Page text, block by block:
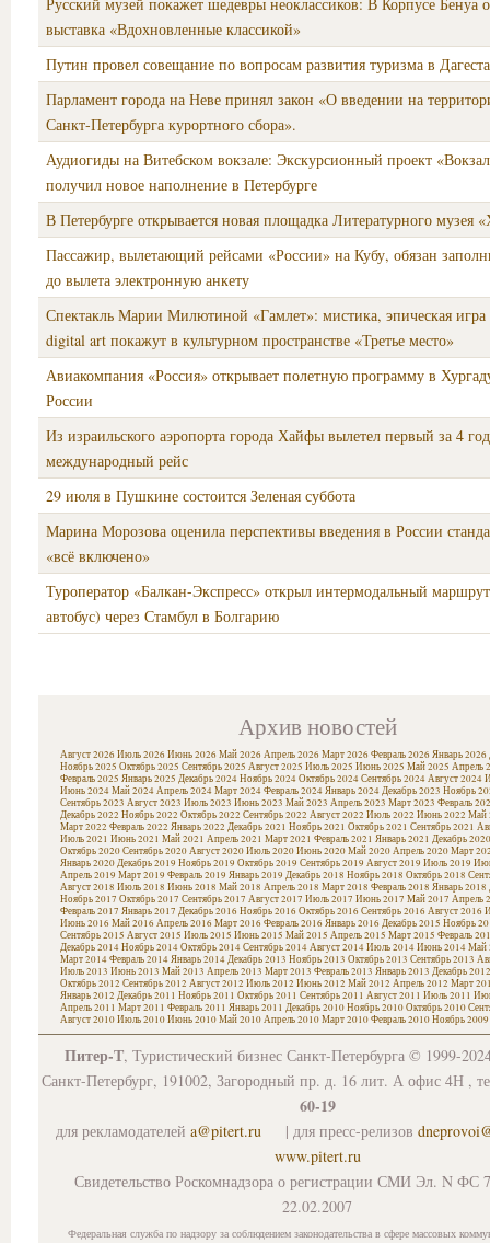
выставка «Вдохновленные классикой»
Путин провел совещание по вопросам развития туризма в
Парламент города на Неве принял закон «О введении на
Санкт‑Петербурга курортного сбора».
Аудиогиды на Витебском вокзале: Экскурсионный проект
получил новое наполнение в Петербурге
В Петербурге открывается новая площадка Литературного музея
Пассажир, вылетающий рейсами «России» на Кубу, обязан
до вылета электронную анкету
Спектакль Марии Милютиной «Гамлет»: мистика, эпическая игра
digital art покажут в культурном пространстве «Третье место»
Авиакомпания «Россия» открывает полетную программу в
России
Из израильского аэропорта города Хайфы вылетел первый за 4
международный рейс
29 июля в Пушкине состоится Зеленая суббота
Марина Морозова оценила перспективы введения в России
«всё включено»
Туроператор «Балкан-Экспресс» открыл интермодальный
автобус) через Стамбул в Болгарию
Архив новостей
Август 2026 Июль 2026 Июнь 2026 Май 2026 Апрель 2026 Март 2026 Февраль 2026 Январь 2026
Ноябрь 2025 Октябрь 2025 Сентябрь 2025 Август 2025 Июль 2025 Июнь 2025 Май 2025 Апрель
Февраль 2025 Январь 2025 Декабрь 2024Ноябрь 2024Октябрь 2024Сентябрь 2024Август 2024
Июнь 2024Май 2024Апрель 2024Март 2024Февраль 2024Январь 2024Декабрь 2023 Ноябрь
Сентябрь 2023 Август 2023 Июль 2023 Июнь 2023 Май 2023 Апрель 2023 Март 2023 Февраль
Декабрь 2022 Ноябрь 2022 Октябрь 2022 Сентябрь 2022 Август 2022 Июль 2022 Июнь 2022 Май
Март 2022 Февраль 2022 Январь 2022 Декабрь 2021 Ноябрь 2021 Октябрь 2021 Сентябрь 2021
Июль 2021 Июнь 2021 Май 2021 Апрель 2021 Март 2021 Февраль 2021 Январь 2021 Декабрь 2020
Октябрь 2020Сентябрь 2020Август 2020Июль 2020Июнь 2020Май 2020Апрель 2020Март
Январь 2020Декабрь 2019 Ноябрь 2019 Октябрь 2019 Сентябрь 2019 Август 2019 Июль 2019
Апрель 2019 Март 2019 Февраль 2019 Январь 2019 Декабрь 2018 Ноябрь 2018 Октябрь 2018
Август 2018 Июль 2018 Июнь 2018 Май 2018 Апрель 2018 Март 2018 Февраль 2018 Январь 2018
Ноябрь 2017 Октябрь 2017 Сентябрь 2017 Август 2017 Июль 2017 Июнь 2017 Май 2017 Апрель
Февраль 2017 Январь 2017 Декабрь 2016 Ноябрь 2016 Октябрь 2016 Сентябрь 2016 Август 2016
Июнь 2016 Май 2016 Апрель 2016 Март 2016 Февраль 2016 Январь 2016 Декабрь 2015 Ноябрь
Сентябрь 2015 Август 2015 Июль 2015 Июнь 2015 Май 2015 Апрель 2015 Март 2015 Февраль
Декабрь 2014Ноябрь 2014Октябрь 2014Сентябрь 2014Август 2014Июль 2014Июнь 2014Май
Март 2014Февраль 2014Январь 2014Декабрь 2013 Ноябрь 2013 Октябрь 2013 Сентябрь 2013
Июль 2013 Июнь 2013 Май 2013 Апрель 2013 Март 2013 Февраль 2013 Январь 2013 Декабрь 2012
Октябрь 2012 Сентябрь 2012 Август 2012 Июль 2012 Июнь 2012 Май 2012 Апрель 2012 Март
Январь 2012 Декабрь 2011 Ноябрь 2011 Октябрь 2011 Сентябрь 2011 Август 2011 Июль 2011
Апрель 2011 Март 2011 Февраль 2011 Январь 2011 Декабрь 2010Ноябрь 2010Октябрь 2010
Август 2010Июль 2010Июнь 2010Май 2010Апрель 2010Март 2010Февраль 2010Ноябрь 2009
Питер-Т, Туристический бизнес Санкт-Петербурга © 1999-
Санкт-Петербург, 191002, Загородный пр. д. 16 лит. А офис 4Н ,
60-19
для рекламодателей a@pitert.ru | для пресс-релизов
www.pitert.ru
Свидетельство Роскомнадзора о регистрации СМИ Эл. N ФС
22.02.2007
Федеральная служба по надзору за соблюдением законодательства в сфере массовых